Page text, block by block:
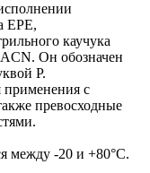
EPE,
каучука
Он обозначен
P.
применения с
превосходные
между -20 и +80°С.